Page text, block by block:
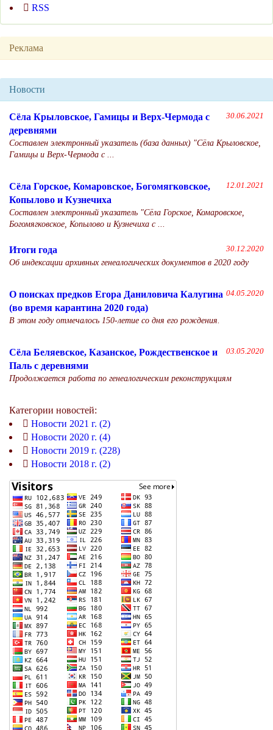
RSS
Реклама
Новости
30.06.2021
Сёла Крыловское, Гамицы и Верх-Чермода с
деревнями
Составлен электронный указатель (база данных) "Сёла Крыловское,
Гамицы и Верх-Чермода с ...
12.01.2021
Сёла Горское, Комаровское, Богомягковское,
Копылово и Кузнечиха
Составлен электронный указатель "Сёла Горское, Комаровское,
Богомягковское, Копылово и Кузнечиха с ...
30.12.2020
Итоги года
Об индексации архивных генеалогических документов в 2020 году
04.05.2020
О поисках предков Егора Даниловича Калугина
(во время карантина 2020 года)
В этом году отмечалось 150-летие со дня его рождения.
03.05.2020
Сёла Беляевское, Казанское, Рождественское и
Паль с деревнями
Продолжается работа по генеалогическим реконструкциям
Категории новостей:
Новости 2021 г. (2)
Новости 2020 г. (4)
Новости 2019 г. (228)
Новости 2018 г. (2)